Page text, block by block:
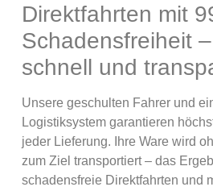
Direktfahrten mit
Schadensfreiheit
schnell und
Unsere geschulten Fahrer und
Logistiksystem garantieren
jeder Lieferung. Ihre Ware wird
zum Ziel transportiert – das
schadensfreie Direktfahrten und